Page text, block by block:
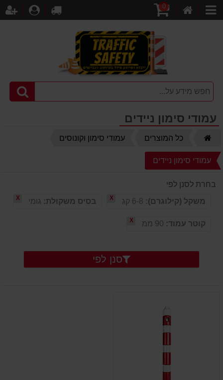
קטגוריות
קניות
0
לקופה
עמודי סימון ניידים
כל המוצרים עמודי סימון וקונוסים
עמודי סימון ניידים
בחרת לסנן לפי
משקל (קילוגרם):
X בסיס משקולת: גומי X
קוטר עמוד: X
סנן לפי